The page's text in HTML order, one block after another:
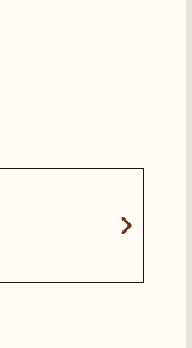
chevron_right